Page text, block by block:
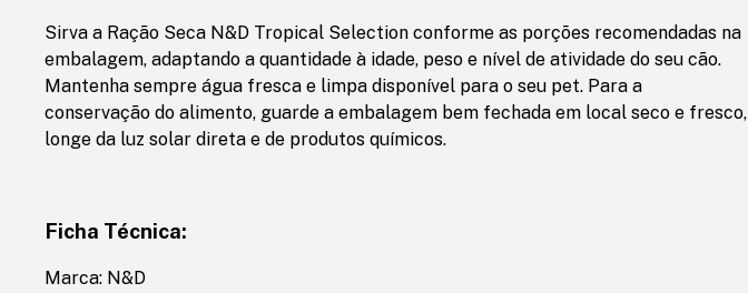
Sirva a Ração Seca N&D Tropical Selection conforme as porções recomendadas na
embalagem, adaptando a quantidade à idade, peso e nível de atividade do seu cão.
Mantenha sempre água fresca e limpa disponível para o seu pet. Para a
conservação do alimento, guarde a embalagem bem fechada em local seco e fresco,
longe da luz solar direta e de produtos químicos.
Ficha Técnica:
Marca: N&D